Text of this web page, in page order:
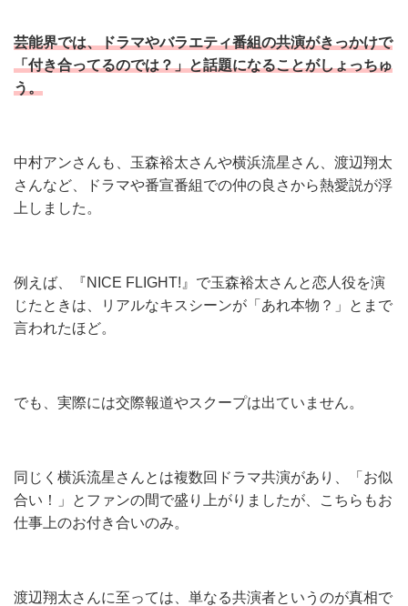
芸能界では、ドラマやバラエティ番組の共演がきっかけで
「付き合ってるのでは？」と話題になることがしょっちゅ
う。
中村アンさんも、玉森裕太さんや横浜流星さん、渡辺翔太
さんなど、ドラマや番宣番組での仲の良さから熱愛説が浮
上しました。
例えば、『NICE FLIGHT!』で玉森裕太さんと恋人役を演
じたときは、リアルなキスシーンが「あれ本物？」とまで
言われたほど。
でも、実際には交際報道やスクープは出ていません。
同じく横浜流星さんとは複数回ドラマ共演があり、「お似
合い！」とファンの間で盛り上がりましたが、こちらもお
仕事上のお付き合いのみ。
渡辺翔太さんに至っては、単なる共演者というのが真相で